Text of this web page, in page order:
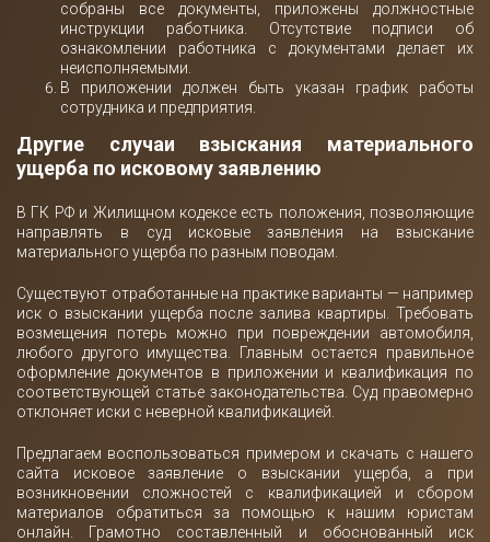
собраны все документы, приложены должностные
инструкции работника. Отсутствие подписи об
ознакомлении работника с документами делает их
неисполняемыми.
В приложении должен быть указан график работы
сотрудника и предприятия.
Другие случаи взыскания материального
ущерба по исковому заявлению
В ГК РФ и Жилищном кодексе есть положения, позволяющие
направлять в суд исковые заявления на взыскание
материального ущерба по разным поводам.
Существуют отработанные на практике варианты — например
иск о взыскании ущерба после залива квартиры. Требовать
возмещения потерь можно при повреждении автомобиля,
любого другого имущества. Главным остается правильное
оформление документов в приложении и квалификация по
соответствующей статье законодательства. Суд правомерно
отклоняет иски с неверной квалификацией.
Предлагаем воспользоваться примером и скачать с нашего
сайта исковое заявление о взыскании ущерба, а при
возникновении сложностей с квалификацией и сбором
материалов обратиться за помощью к нашим юристам
онлайн. Грамотно составленный и обоснованный иск